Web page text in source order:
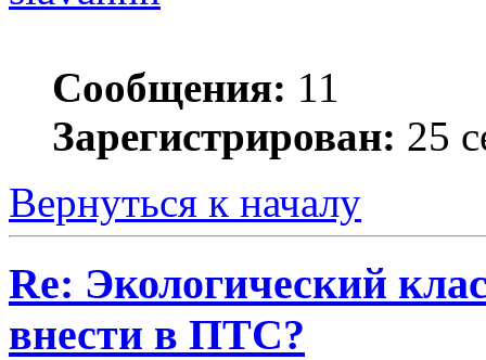
Сообщения: 11
Зарегистрирован: 25
Вернуться к началу
Re: Экологический
внести в ПТС?